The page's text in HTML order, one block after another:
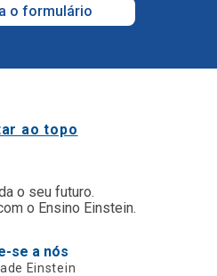
o formulário
ao topo
o seu futuro.
o Ensino Einstein.
se a nós
Einstein